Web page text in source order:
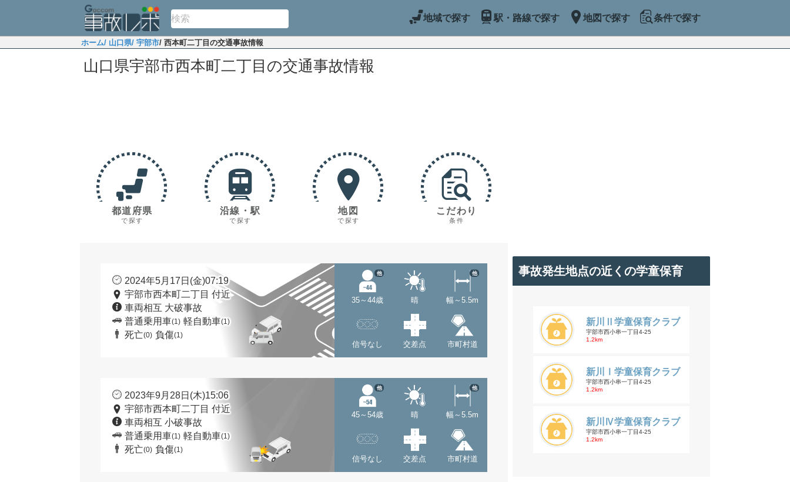
地域で探す 駅・路線で探す 地図で探す 条件で探す
ホーム/ 山口県/ 宇部市/ 西本町二丁目の交通事故情報
山口県宇部市西本町二丁目の交通事故情報
都道府県
で探す
沿線・駅
で探す
地図
で探す
こだわり
条件
2024年5月17日(金)07:19
宇部市西本町二丁目 付近
車両相互 大破事故
普通乗用車(1) 軽自動車(1)
死亡(0) 負傷(1)
35～44歳
他
晴 幅～5.5m
他
信号なし 交差点 市町村道
2023年9月28日(木)15:06
宇部市西本町二丁目 付近
車両相互 小破事故
普通乗用車(1) 軽自動車(1)
死亡(0) 負傷(1)
45～54歳
他
晴 幅～5.5m
他
信号なし 交差点 市町村道
事故発生地点の近くの学童保育
新川Ⅱ学童保育クラブ
宇部市西小串一丁目4-25
1.2km
新川Ⅰ学童保育クラブ
宇部市西小串一丁目4-25
1.2km
新川Ⅳ学童保育クラブ
宇部市西小串一丁目4-25
1.2km